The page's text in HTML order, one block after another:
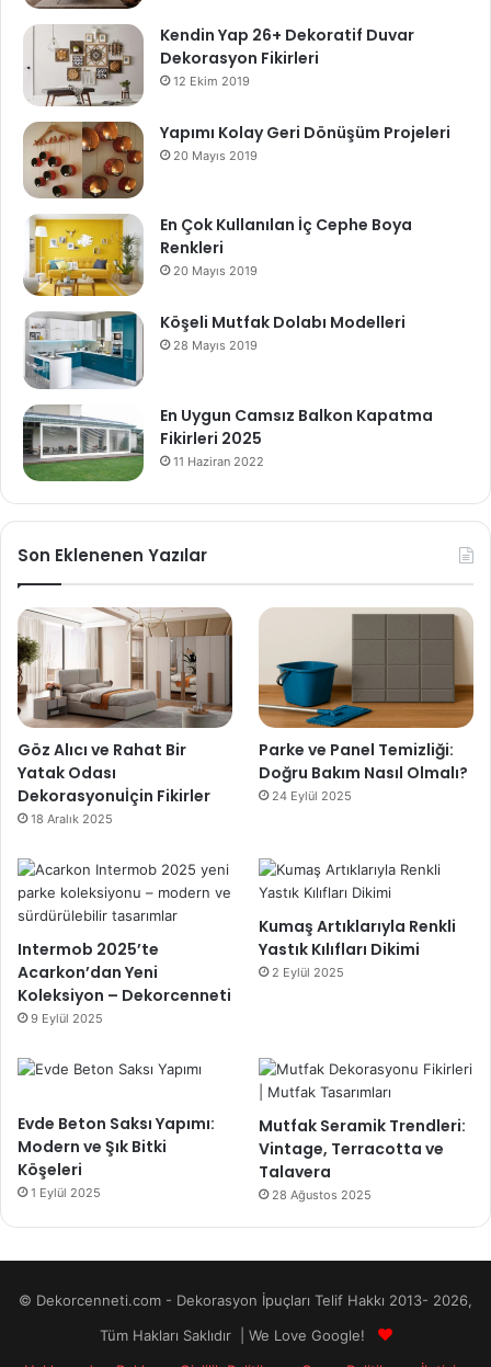
Kendin Yap 26+ Dekoratif Duvar
Dekorasyon Fikirleri
12 Ekim 2019
Yapımı Kolay Geri Dönüşüm Projeleri
20 Mayıs 2019
En Çok Kullanılan İç Cephe Boya
Renkleri
20 Mayıs 2019
Köşeli Mutfak Dolabı Modelleri
28 Mayıs 2019
En Uygun Camsız Balkon Kapatma
Fikirleri 2025
11 Haziran 2022
Son Eklenenen Yazılar
Göz Alıcı ve Rahat Bir
Yatak Odası
Dekorasyonuİçin Fikirler
18 Aralık 2025
Parke ve Panel Temizliği:
Doğru Bakım Nasıl Olmalı?
24 Eylül 2025
Intermob 2025’te
Acarkon’dan Yeni
Koleksiyon – Dekorcenneti
9 Eylül 2025
Kumaş Artıklarıyla Renkli
Yastık Kılıfları Dikimi
2 Eylül 2025
Evde Beton Saksı Yapımı:
Modern ve Şık Bitki
Köşeleri
1 Eylül 2025
Mutfak Seramik Trendleri:
Vintage, Terracotta ve
Talavera
28 Ağustos 2025
© Dekorcenneti.com - Dekorasyon İpuçları Telif Hakkı 2013- 2026,
Tüm Hakları Saklıdır | We Love Google!